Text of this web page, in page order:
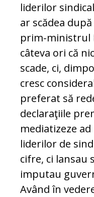
liderilor
ar scădea
prim-ministrul
câteva ori că
scade, ci,
cresc
preferat să
declaraţiile
mediatizeze
liderilor de
cifre, ci lansau
imputau
Având în